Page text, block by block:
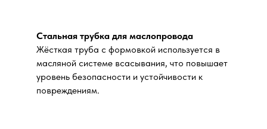
Стальная трубка для маслопровода
Жёсткая труба с формовкой используется в
масляной системе всасывания, что повышает
уровень безопасности и устойчивости к
повреждениям.